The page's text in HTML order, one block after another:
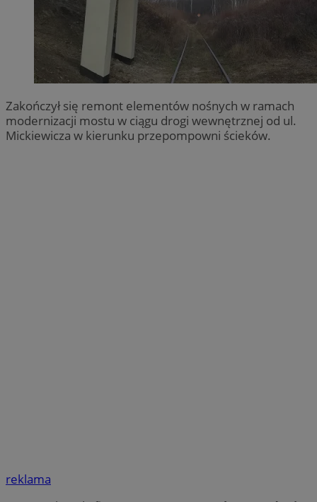
Zakończył się remont elementów nośnych w ramach
modernizacji mostu w ciągu drogi wewnętrznej od ul.
Mickiewicza w kierunku przepompowni ścieków.
reklama